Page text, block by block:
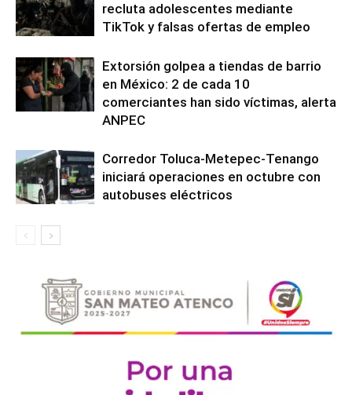
recluta adolescentes mediante
TikTok y falsas ofertas de empleo
Extorsión golpea a tiendas de barrio
en México: 2 de cada 10
comerciantes han sido víctimas, alerta
ANPEC
Corredor Toluca-Metepec-Tenango
iniciará operaciones en octubre con
autobuses eléctricos